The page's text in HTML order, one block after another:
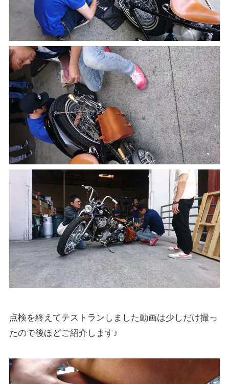
点検を終えてテストランしました動画は少しだけ撮っ
たので後ほどご紹介します♪